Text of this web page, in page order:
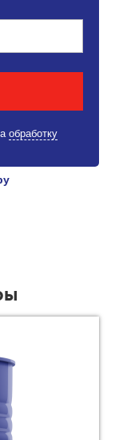
обработку